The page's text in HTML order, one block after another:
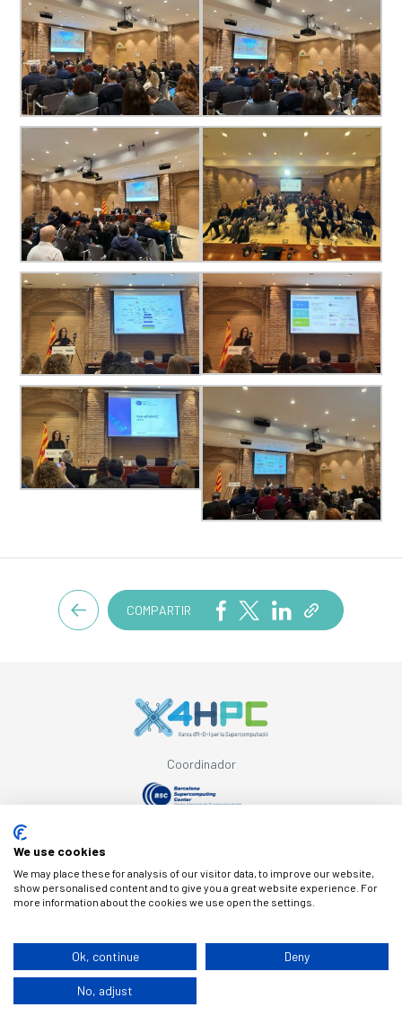
COMPARTIR
Coordinador
Avís legal Cookies
We use cookies
We may place these for analysis of our visitor data, to improve our website,
show personalised content and to give you a great website experience. For
more information about the cookies we use open the settings.
Ok, continue Deny
No, adjust